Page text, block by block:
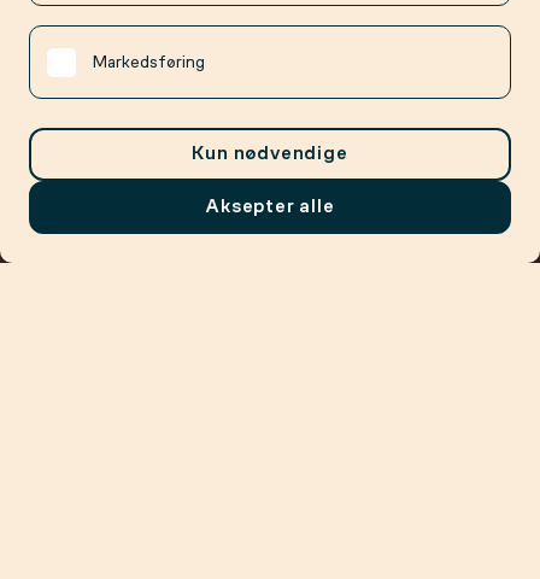
Meny
Markedsføring
Kun nødvendige
Aksepter alle